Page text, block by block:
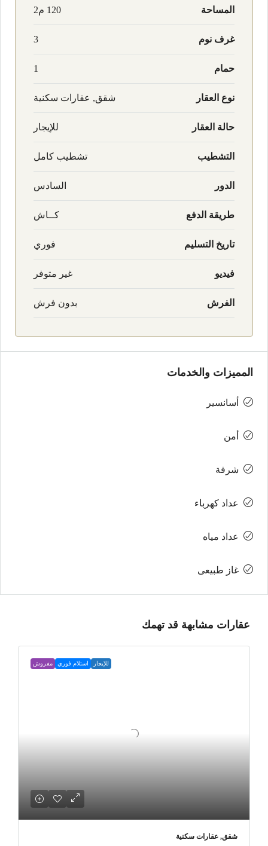
المساحة 120 م2
غرف نوم 3
حمام 1
نوع العقار شقق, عقارات سكنية
حالة العقار للإيجار
التشطيب تشطيب كامل
الدور السادس
طريقة الدفع كــاش
تاريخ التسليم فوري
فيديو غير متوفر
الفرش بدون فرش
المميزات والخدمات
أسانسير
أمن
شرفة
عداد كهرباء
عداد مياه
غاز طبيعى
عقارات مشابهة قد تهمك
للإيجار استلام فوري مفروش
شقق, عقارات سكنية